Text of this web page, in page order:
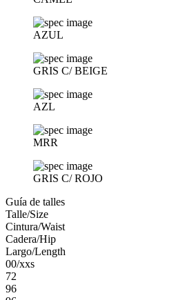
AZUL
GRIS C/ BEIGE
AZL
MRR
GRIS C/ ROJO
Guía de talles
Talle/Size
Cintura/Waist
Cadera/Hip
Largo/Length
00/xxs
72
96